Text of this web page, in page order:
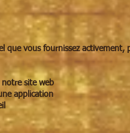
que vous fournissez
notre site web
application